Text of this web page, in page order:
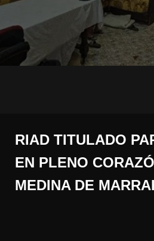
RIAD TITULADO
EN PLENO
MEDINA DE